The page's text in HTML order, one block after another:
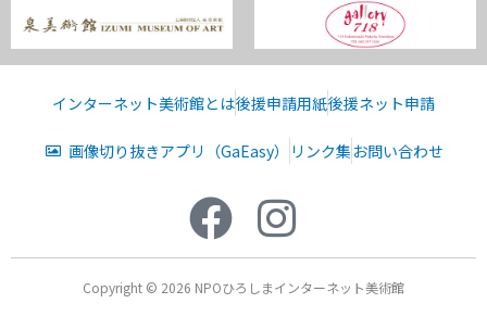
インターネット美術館とは後援申請用紙後援ネット申請
画像切り抜きアプリ（GaEasy） リンク集 お問い合わせ
Copyright © 2026 NPOひろしまインターネット美術館